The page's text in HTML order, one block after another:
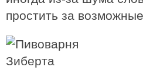
простить за